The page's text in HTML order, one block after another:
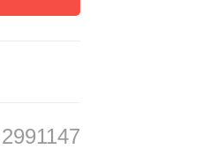
2991147